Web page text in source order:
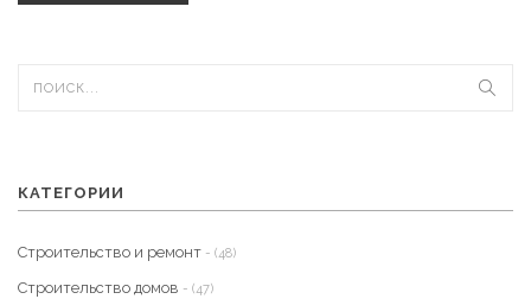
КАТЕГОРИИ
Строительство и ремонт - (48)
Строительство домов - (47)